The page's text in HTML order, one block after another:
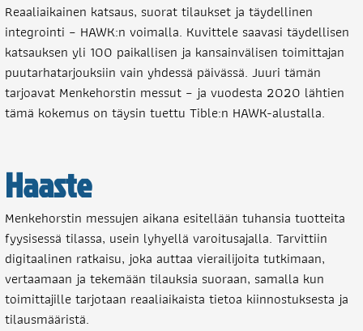
Reaaliaikainen katsaus, suorat tilaukset ja täydellinen
integrointi – HAWK:n voimalla. Kuvittele saavasi täydellisen
katsauksen yli 100 paikallisen ja kansainvälisen toimittajan
puutarhatarjouksiin vain yhdessä päivässä. Juuri tämän
tarjoavat Menkehorstin messut – ja vuodesta 2020 lähtien
tämä kokemus on täysin tuettu Tible:n HAWK-alustalla.
Haaste
Menkehorstin messujen aikana esitellään tuhansia tuotteita
fyysisessä tilassa, usein lyhyellä varoitusajalla. Tarvittiin
digitaalinen ratkaisu, joka auttaa vierailijoita tutkimaan,
vertaamaan ja tekemään tilauksia suoraan, samalla kun
toimittajille tarjotaan reaaliaikaista tietoa kiinnostuksesta ja
tilausmääristä.